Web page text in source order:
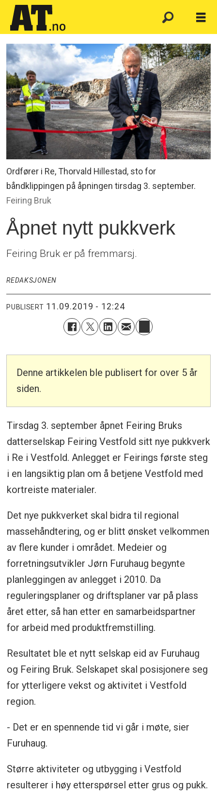
Ordfører i Re, Thorvald Hillestad, sto for
båndklippingen på åpningen tirsdag 3. september.
Feiring Bruk
Åpnet nytt pukkverk
Feiring Bruk er på fremmarsj.
REDAKSJONEN
PUBLISERT 11.09.2019 - 12:24
Denne artikkelen ble publisert for over 5 år
siden.
Tirsdag 3. september åpnet Feiring Bruks
datterselskap Feiring Vestfold sitt nye pukkverk
i Re i Vestfold. Anlegget er Feirings første steg
i en langsiktig plan om å betjene Vestfold med
kortreiste materialer.
Det nye pukkverket skal bidra til regional
massehåndtering, og er blitt ønsket velkommen
av flere kunder i området. Medeier og
forretningsutvikler Jørn Furuhaug begynte
planleggingen av anlegget i 2010. Da
reguleringsplaner og driftsplaner var på plass
året etter, så han etter en samarbeidspartner
for arbeid med produktfremstilling.
Resultatet ble et nytt selskap eid av Furuhaug
og Feiring Bruk. Selskapet skal posisjonere seg
for ytterligere vekst og aktivitet i Vestfold
region.
- Det er en spennende tid vi går i møte, sier
Furuhaug.
Større aktiviteter og utbygging i Vestfold
resulterer i høy etterspørsel etter grus og pukk.